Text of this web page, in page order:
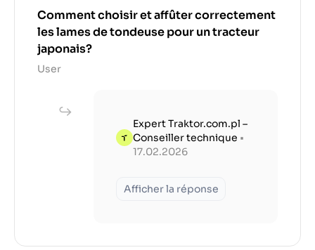
Comment choisir et affûter correctement
les lames de tondeuse pour un tracteur
japonais?
User
Expert Traktor.com.pl –
Conseiller technique •
17.02.2026
Afficher la réponse